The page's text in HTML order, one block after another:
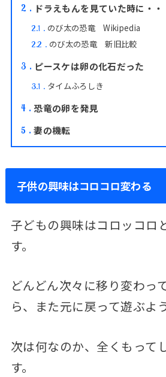
2
ドラえもんを見ていた時に・・
2.1 のび太の恐竜 Wikipedia
2.2
のび太の恐竜 新旧比較
3
ピースケは卵の化石だった
3.1
タイムふろしき
4
恐竜の卵を発見
5 妻の機転
子供の興味はコロコロ変わる
子どもの興味はコロッコロ
す。
どんどん次々に移り変わっ
ら、また元に戻って遊ぶよ
次は何なのか、全くもって
す。